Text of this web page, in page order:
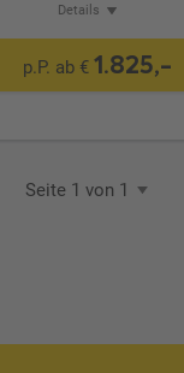
Details
p.P. ab €1.825,-
Seite 1 von 1